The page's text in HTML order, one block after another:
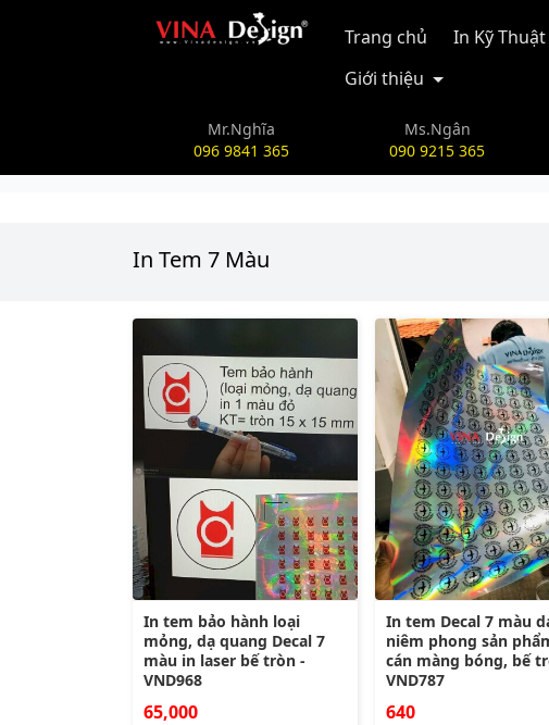
vinadesign.vn
Trang chủ In Kỹ Thuật
Giới thiệu
Mr.Nghĩa
096 9841 365
Ms.Ngân
090 9215 365
In Tem 7 Màu
In tem bảo hành loại
mỏng, dạ quang Decal 7
màu in laser bế tròn -
VND968
65,000
In tem Decal 7 màu
niêm phong sản
cán màng bóng, bế
VND787
640